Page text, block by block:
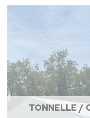
TONNELLE /